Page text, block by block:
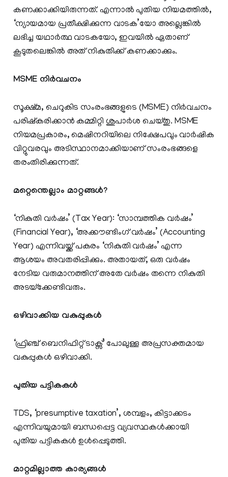
കണക്കാക്കിയിരുന്നത്. എന്നാൽ പുതിയ നിയമത്തിൽ,
‘ന്യായമായ പ്രതീക്ഷിക്കുന്ന വാടക’യോ അല്ലെങ്കിൽ
ലഭിച്ച യഥാർത്ഥ വാടകയോ, ഇവയിൽ ഏതാണ്
കൂടുതലെങ്കിൽ അത് നികുതിക്ക് കണക്കാക്കും.
MSME നിർവചനം
സൂക്ഷ്മ, ചെറുകിട സംരംഭങ്ങളുടെ (MSME) നിർവചനം
പരിഷ്കരിക്കാൻ കമ്മിറ്റി ശുപാർശ ചെയ്തു. MSME
നിയമപ്രകാരം, മെഷിനറിയിലെ നിക്ഷേപവും വാർഷിക
വിറ്റുവരവും അടിസ്ഥാനമാക്കിയാണ് സംരംഭങ്ങളെ
തരംതിരിക്കുന്നത്.
മറ്റെന്തെല്ലാം മാറ്റങ്ങൾ?
‘നികുതി വർഷം’ (Tax Year): ‘സാമ്പത്തിക വർഷം’
(Financial Year), ‘അക്കൗണ്ടിംഗ് വർഷം’ (Accounting
Year) എന്നിവയ്ക്ക് പകരം ‘നികുതി വർഷം’ എന്ന
ആശയം അവതരിപ്പിക്കും. അതായത്, ഒരു വർഷം
നേടിയ വരുമാനത്തിന് അതേ വർഷം തന്നെ നികുതി
അടയ്‌ക്കേണ്ടിവരും.
ഒഴിവാക്കിയ വകുപ്പുകൾ
‘ഫ്രിഞ്ച് ബെനിഫിറ്റ് ടാക്സ്’ പോലുള്ള അപ്രസക്തമായ
വകുപ്പുകൾ ഒഴിവാക്കി.
പുതിയ പട്ടികകൾ
TDS, ‘presumptive taxation’, ശമ്പളം, കിട്ടാക്കടം
എന്നിവയുമായി ബന്ധപ്പെട്ട വ്യവസ്ഥകൾക്കായി
പുതിയ പട്ടികകൾ ഉൾപ്പെടുത്തി.
മാറ്റമില്ലാത്ത കാര്യങ്ങൾ